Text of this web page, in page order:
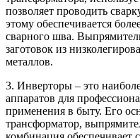
позволяет проводить
этому обеспечивается
сварного шва.
заготовок из
металлов.
3. Инверторы – это
аппаратов для
применения в быту. Его
трансформатор,